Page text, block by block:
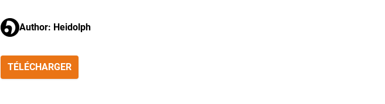
Author: Heidolph
TÉLÉCHARGER